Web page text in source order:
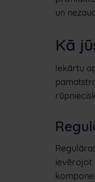
un
Kā
Iekārtu
ievērojot